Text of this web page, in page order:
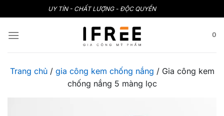
qua
nội
UY TÍN - CHẤT LƯỢNG - ĐỘC QUYỀN
0
Trang chủ/ gia công kem chống nắng / Gia công kem
chống nắng 5 màng lọc